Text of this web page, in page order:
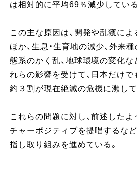
は相対的に平均69％減少している
この主な原因は、開発や乱獲によ
ほか、生息・生育地の減少、外来
態系のかく乱、地球環境の変化な
れらの影響を受けて、日本だけ
約３割が現在絶滅の危機に瀕して
これらの問題に対し、前述した
チャーポジティブを提唱するな
指し取り組みを進めている。